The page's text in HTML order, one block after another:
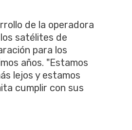
de la operadora
satélites de
para los
años. "Estamos
lejos y estamos
cumplir con sus